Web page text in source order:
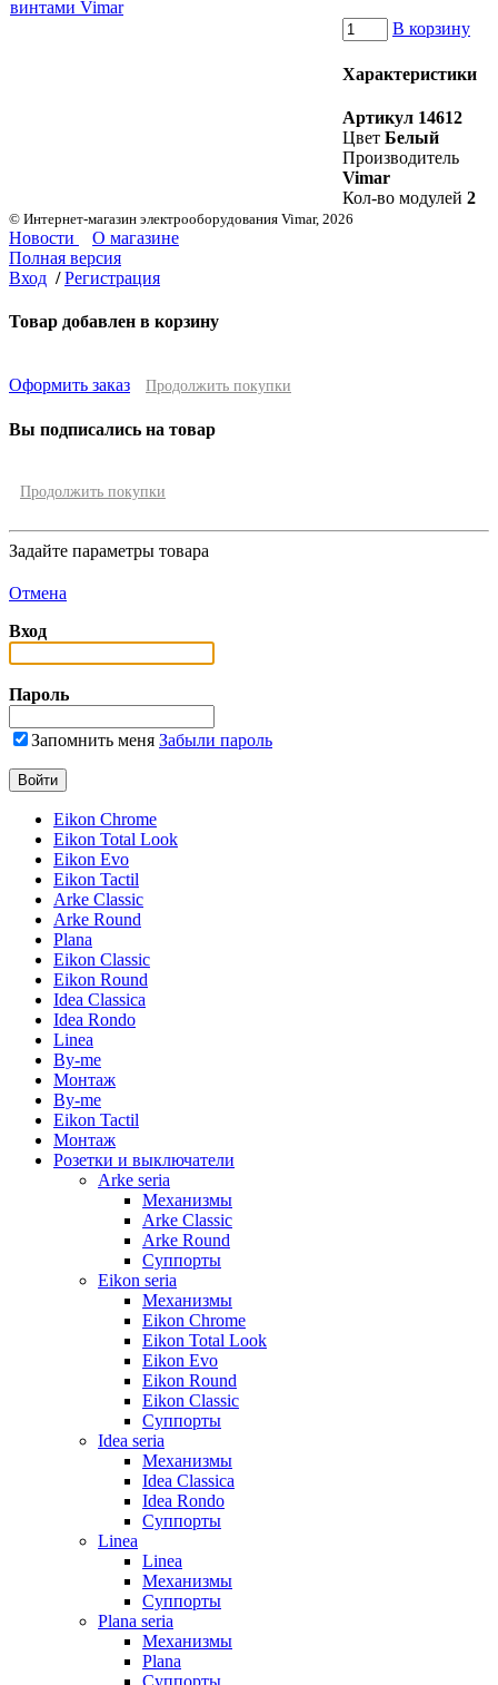
В корзину
Характеристики
Артикул 14612
Цвет Белый
Производитель
Vimar
Кол-во модулей 2
© Интернет-магазин электрооборудования Vimar, 2026
Новости
О магазине
Полная версия
Вход / Регистрация
Товар добавлен в корзину
Оформить заказ Продолжить покупки
Вы подписались на товар
Продолжить покупки
Задайте параметры товара
Отмена
Вход
Пароль
Запомнить меня Забыли пароль
Eikon Chrome
Eikon Total Look
Eikon Evo
Eikon Tactil
Arke Classic
Arke Round
Plana
Eikon Classic
Eikon Round
Idea Classica
Idea Rondo
Linea
By-me
Монтаж
By-me
Eikon Tactil
Монтаж
Розетки и выключатели
Arke seria
Механизмы
Arke Classic
Arke Round
Суппорты
Eikon seria
Механизмы
Eikon Chrome
Eikon Total Look
Eikon Evo
Eikon Round
Eikon Classic
Суппорты
Idea seria
Механизмы
Idea Classica
Idea Rondo
Суппорты
Linea
Linea
Механизмы
Суппорты
Plana seria
Механизмы
Plana
Суппорты